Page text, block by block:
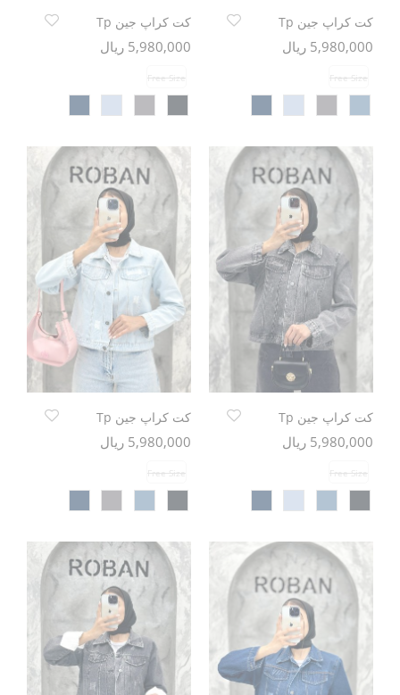
کت کراپ جین Tp
5,980,000 ریال
Free Size
کت کراپ جین Tp
5,980,000 ریال
Free Size
کت کراپ جین Tp
5,980,000 ریال
Free Size
کت کراپ جین Tp
5,980,000 ریال
Free Size